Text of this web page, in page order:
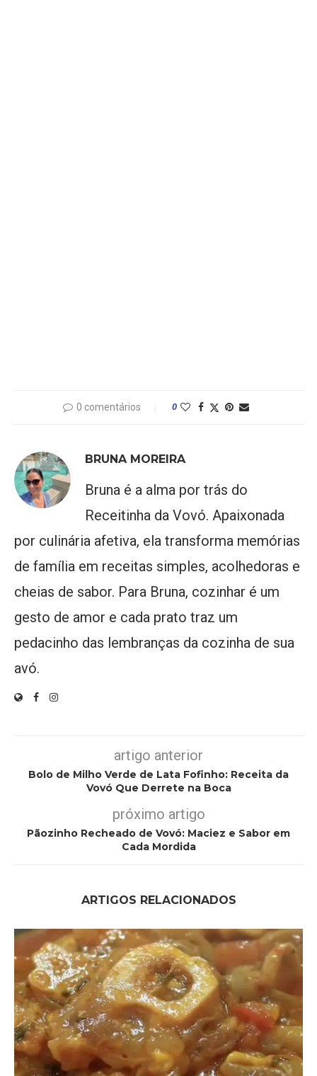
0 comentários 0
BRUNA MOREIRA
Bruna é a alma por trás do
Receitinha da Vovó. Apaixonada
por culinária afetiva, ela transforma memórias
de família em receitas simples, acolhedoras e
cheias de sabor. Para Bruna, cozinhar é um
gesto de amor e cada prato traz um
pedacinho das lembranças da cozinha de sua
avó.
artigo anterior
Bolo de Milho Verde de Lata Fofinho: Receita da
Vovó Que Derrete na Boca
próximo artigo
Pãozinho Recheado de Vovó: Maciez e Sabor em
Cada Mordida
ARTIGOS RELACIONADOS